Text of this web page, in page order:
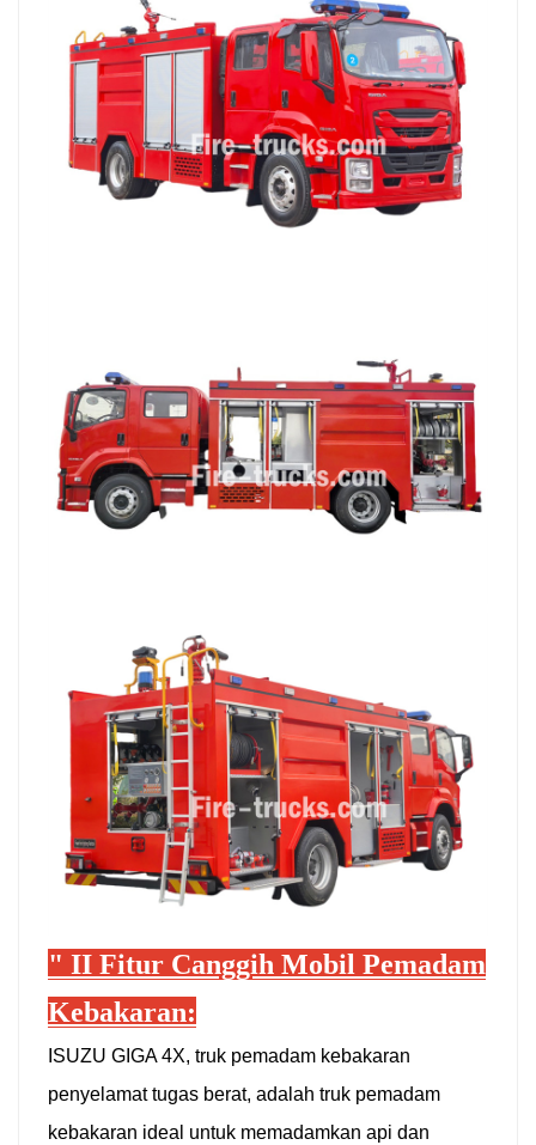
" II Fitur Canggih Mobil Pemadam
Kebakaran:
ISUZU GIGA 4X, truk pemadam kebakaran
penyelamat tugas berat, adalah truk pemadam
kebakaran ideal untuk memadamkan api dan